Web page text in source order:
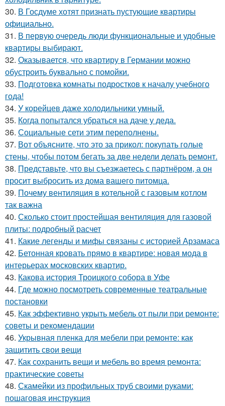
30. В Госдуме хотят признать пустующие квартиры
официально.
31. В первую очередь люди функциональные и удобные
квартиры выбирают.
32. Оказывается, что квартиру в Германии можно
обустроить буквально с помойки.
33. Подготовка комнаты подростков к началу учебного
года!
34. У корейцев даже холодильники умный.
35. Когда попытался убраться на даче у деда.
36. Социальные сети этим переполнены.
37. Вот объясните, что это за прикол: покупать голые
стены, чтобы потом бегать за две недели делать ремонт.
38. Представьте, что вы съезжаетесь с партнёром, а он
просит выбросить из дома вашего питомца.
39. Почему вентиляция в котельной с газовым котлом
так важна
40. Сколько стоит простейшая вентиляция для газовой
плиты: подробный расчет
41. Какие легенды и мифы связаны с историей Арзамаса
42. Бетонная кровать прямо в квартире: новая мода в
интерьерах московских квартир.
43. Какова история Троицкого собора в Уфе
44. Где можно посмотреть современные театральные
постановки
45. Как эффективно укрыть мебель от пыли при ремонте:
советы и рекомендации
46. Укрывная пленка для мебели при ремонте: как
защитить свои вещи
47. Как сохранить вещи и мебель во время ремонта:
практические советы
48. Скамейки из профильных труб своими руками:
пошаговая инструкция